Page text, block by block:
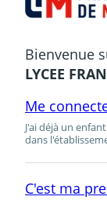
Bienvenue
LYCEE
Me
J'ai déjà un
dans
C'est ma